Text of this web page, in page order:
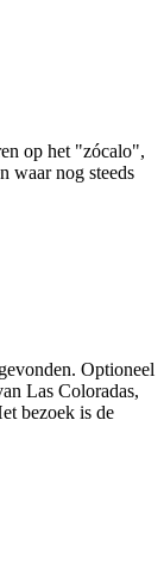
op het "zócalo",
waar nog steeds
Optioneel
Las Coloradas,
bezoek is de